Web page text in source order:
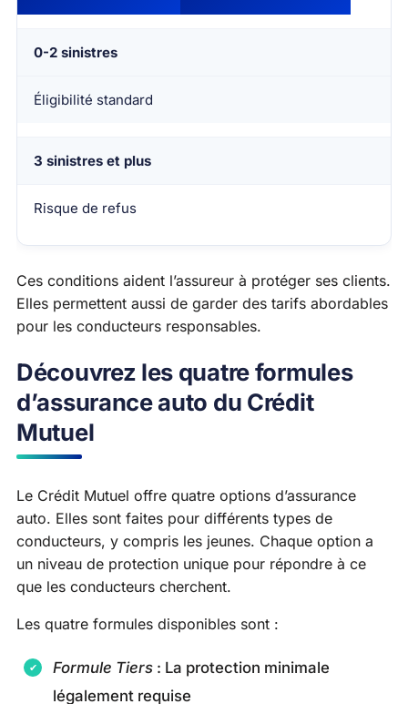
0-2 sinistres
Éligibilité standard
3 sinistres et plus
Risque de refus
Ces conditions aident l’assureur à protéger ses clients.
Elles permettent aussi de garder des tarifs abordables
pour les conducteurs responsables.
Découvrez les quatre formules
d’assurance auto du Crédit
Mutuel
Le Crédit Mutuel offre quatre options d’assurance
auto. Elles sont faites pour différents types de
conducteurs, y compris les jeunes. Chaque option a
un niveau de protection unique pour répondre à ce
que les conducteurs cherchent.
Les quatre formules disponibles sont :
Formule Tiers : La protection minimale
légalement requise